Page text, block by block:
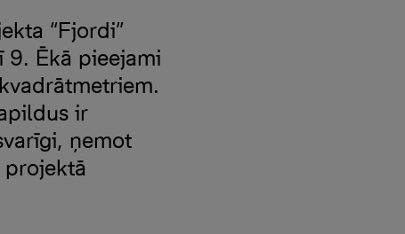
“Fjordi”
9. Ēkā pieejami
ir
ņemot